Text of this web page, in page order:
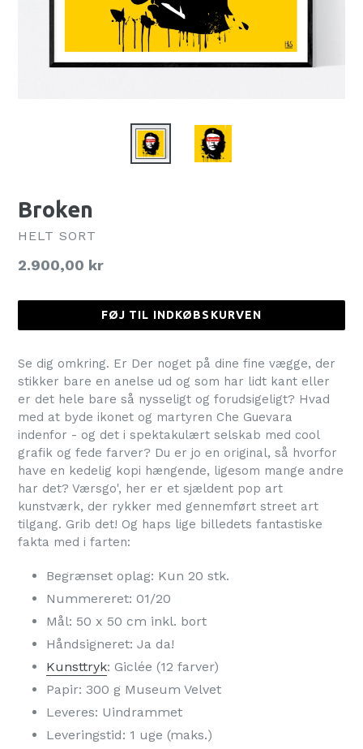
Broken
HELT SORT
Normalpris
2.900,00 kr
FØJ TIL INDKØBSKURVEN
Se dig omkring. Er Der noget på dine fine vægge, der
stikker bare en anelse ud og som har lidt kant eller
er det hele bare så nysseligt og forudsigeligt? Hvad
med at byde ikonet og martyren Che Guevara
indenfor - og det i spektakulært selskab med cool
grafik og fede farver? Du er jo en original, så hvorfor
have en kedelig kopi hængende, ligesom mange andre
har det? Værsgo', her er et sjældent pop art
kunstværk, der rykker med gennemført street art
tilgang. Grib det! Og haps lige billedets fantastiske
fakta med i farten:
Begrænset oplag: Kun 20 stk.
Nummereret: 01/20
Mål: 50 x 50 cm inkl. bort
Håndsigneret: Ja da!
Kunsttryk: Giclée (12 farver)
Papir: 300 g Museum Velvet
Leveres: Uindrammet
Leveringstid: 1 uge (maks.)